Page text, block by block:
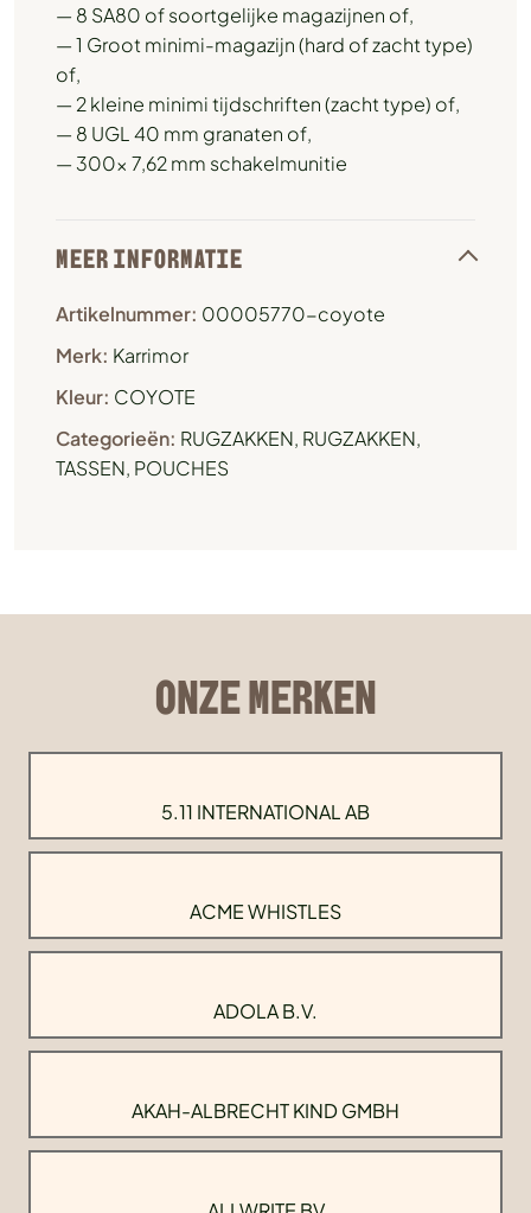
— 8 SA80 of soortgelijke magazijnen of,
— 1 Groot minimi-magazijn (hard of zacht type)
of,
— 2 kleine minimi tijdschriften (zacht type) of,
— 8 UGL 40 mm granaten of,
— 300x 7,62 mm schakelmunitie
MEER INFORMATIE
Artikelnummer: 00005770-coyote
Merk: Karrimor
Kleur: COYOTE
Categorieën: RUGZAKKEN, RUGZAKKEN,
TASSEN, POUCHES
ONZE MERKEN
5.11 INTERNATIONAL AB
ACME WHISTLES
ADOLA B.V.
AKAH-ALBRECHT KIND GMBH